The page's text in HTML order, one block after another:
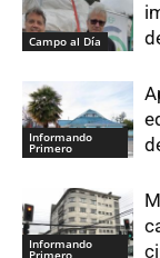
Campo al Día
Informando
Primero
Informando
Primero